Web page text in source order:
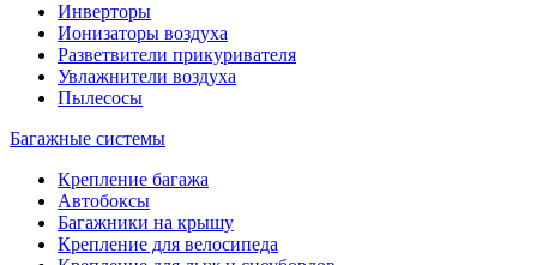
Инверторы
Ионизаторы воздуха
Разветвители прикуривателя
Увлажнители воздуха
Пылесосы
Багажные системы
Крепление багажа
Автобоксы
Багажники на крышу
Крепление для велосипеда